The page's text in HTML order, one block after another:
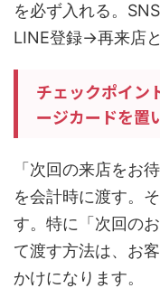
を必ず入れる。
LINE登録→再来店
チェックポイン
ージカードを置
「次回の来店をお
を会計時に渡す。
す。特に「次回の
て渡す方法は、お
かけになります。